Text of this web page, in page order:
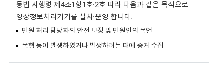
동법 시행령 제4조1항1호·2호 따라 다음과 같은 목적으로
영상정보처리기기를 설치·운영 합니다.
민원 처리 담당자의 안전 보장 및 민원인의 폭언
폭행 등이 발생하였거나 발생하려는 때에 증거 수집